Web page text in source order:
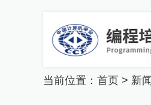
当前位置： 首页 > 新